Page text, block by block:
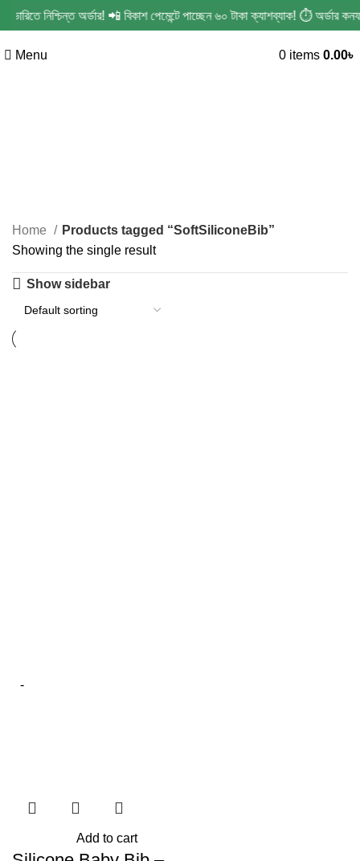
নিশ্চিন্ত অর্ডার! 📲 বিকাশ পেমেন্টে পাচ্ছেন ৬০ টাকা ক্যাশব্যাক! ⏱️ অর্ডার
Menu 0 items 0.00৳
Home
Products tagged “SoftSiliconeBib”
Showing the single result
Show sidebar
Add to cart